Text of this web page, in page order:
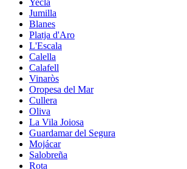
Jumilla
Blanes
Platja d'Aro
L'Escala
Calella
Calafell
Vinaròs
Oropesa del Mar
Cullera
Oliva
La Vila Joiosa
Guardamar del Segura
Mojácar
Salobreña
Rota